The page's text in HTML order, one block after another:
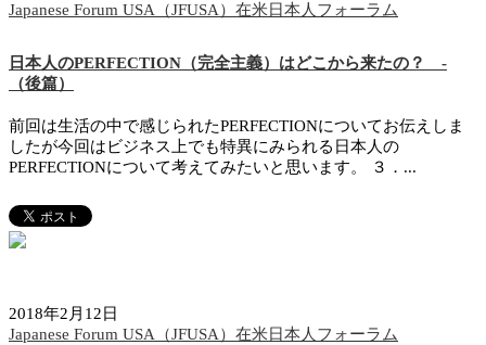
Japanese Forum USA（JFUSA）在米日本人フォーラム
日本人のPERFECTION（完全主義）はどこから来たの？ -
（後篇）
前回は生活の中で感じられたPERFECTIONについてお伝えしま
したが今回はビジネス上でも特異にみられる日本人の
PERFECTIONについて考えてみたいと思います。 ３．...
2018年2月12日
Japanese Forum USA（JFUSA）在米日本人フォーラム